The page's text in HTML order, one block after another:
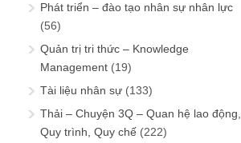
Phát triển – đào tạo nhân sự nhân lực
(56)
Quản trị tri thức – Knowledge
Management (19)
Tài liệu nhân sự (133)
Thải – Chuyện 3Q – Quan hệ lao động,
Quy trình, Quy chế (222)